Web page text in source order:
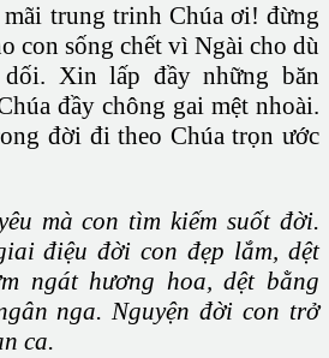
trung trinh Chúa ơi! đừng
con sống chết vì Ngài cho dù
Xin lấp đầy những băn
đầy chông gai mệt nhoài.
đời đi theo Chúa trọn ước
mà con tìm kiếm suốt đời.
điệu đời con đẹp lắm, dệt
ngát hương hoa, dệt bằng
nga. Nguyện đời con trở
ca.